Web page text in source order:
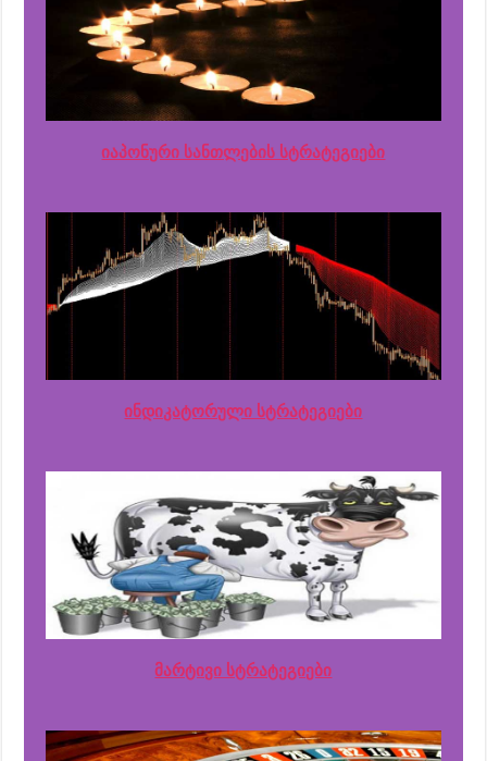
იაპონური სანთლების სტრატეგიები
ინდიკატორული სტრატეგიები
მარტივი სტრატეგიები